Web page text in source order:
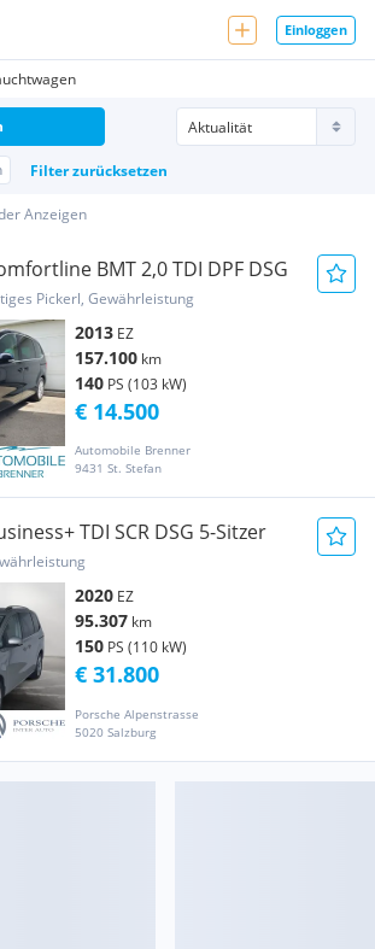
Einloggen
Filter zurücksetzen
Anzeigen
BMT 2,0 TDI DPF DSG
Pickerl, Gewährleistung
2013 EZ
157.100 km
140 PS (103 kW)
Automobile Brenner
9431 St. Stefan
€ 14.500
TDI SCR DSG 5-Sitzer
2020 EZ
95.307 km
150 PS (110 kW)
Porsche Alpenstrasse
5020 Salzburg
€ 31.800